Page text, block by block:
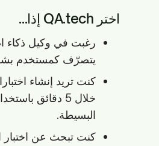
اختر QA.tech إذا...
رغبت في وكيل ذكاء
يتصرّف كمستخدم
كنت تريد إنشاء
خلال 5 دقائق
البسيطة.
كنت تبحث عن